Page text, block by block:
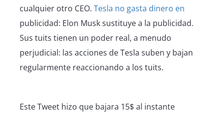
cualquier otro CEO. Tesla no gasta dinero en
publicidad: Elon Musk sustituye a la publicidad.
Sus tuits tienen un poder real, a menudo
perjudicial: las acciones de Tesla suben y bajan
regularmente reaccionando a los tuits.
Este Tweet hizo que bajara 15$ al instante